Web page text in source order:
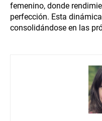
femenino, donde
perfección. Esta
consolidándose en las